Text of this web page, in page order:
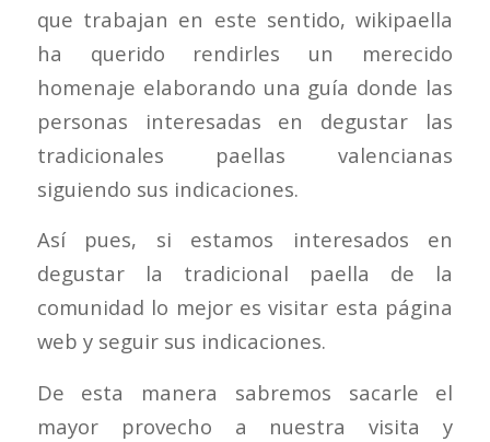
que trabajan en este sentido, wikipaella
ha querido rendirles un merecido
homenaje elaborando una guía donde las
personas interesadas en degustar las
tradicionales paellas valencianas
siguiendo sus indicaciones.
Así pues, si estamos interesados en
degustar la tradicional paella de la
comunidad lo mejor es visitar esta página
web y seguir sus indicaciones.
De esta manera sabremos sacarle el
mayor provecho a nuestra visita y